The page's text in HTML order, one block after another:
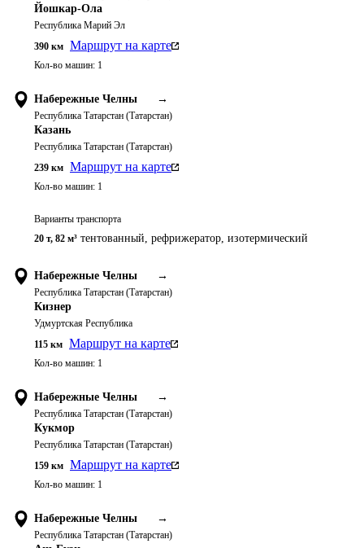
Йошкар-Ола
Республика Марий Эл
390 км Маршрут на карте
Кол-во машин: 1
Набережные Челны →
Республика Татарстан (Татарстан)
Казань
Республика Татарстан (Татарстан)
239 км Маршрут на карте
Кол-во машин: 1
Варианты транспорта
20 т, 82 м³ тентованный, рефрижератор, изотермический
Набережные Челны →
Республика Татарстан (Татарстан)
Кизнер
Удмуртская Республика
115 км Маршрут на карте
Кол-во машин: 1
Набережные Челны →
Республика Татарстан (Татарстан)
Кукмор
Республика Татарстан (Татарстан)
159 км Маршрут на карте
Кол-во машин: 1
Набережные Челны →
Республика Татарстан (Татарстан)